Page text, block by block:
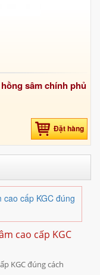
sâm chính phủ
Đặt hàng
cao cấp KGC
KGC đúng cách